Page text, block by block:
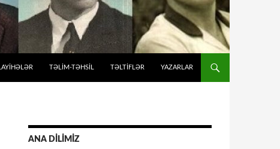
LAYİHƏLƏR TƏLIM-TƏHSIL TƏLTİFLƏR YAZARLAR
ANA DİLİMİZ